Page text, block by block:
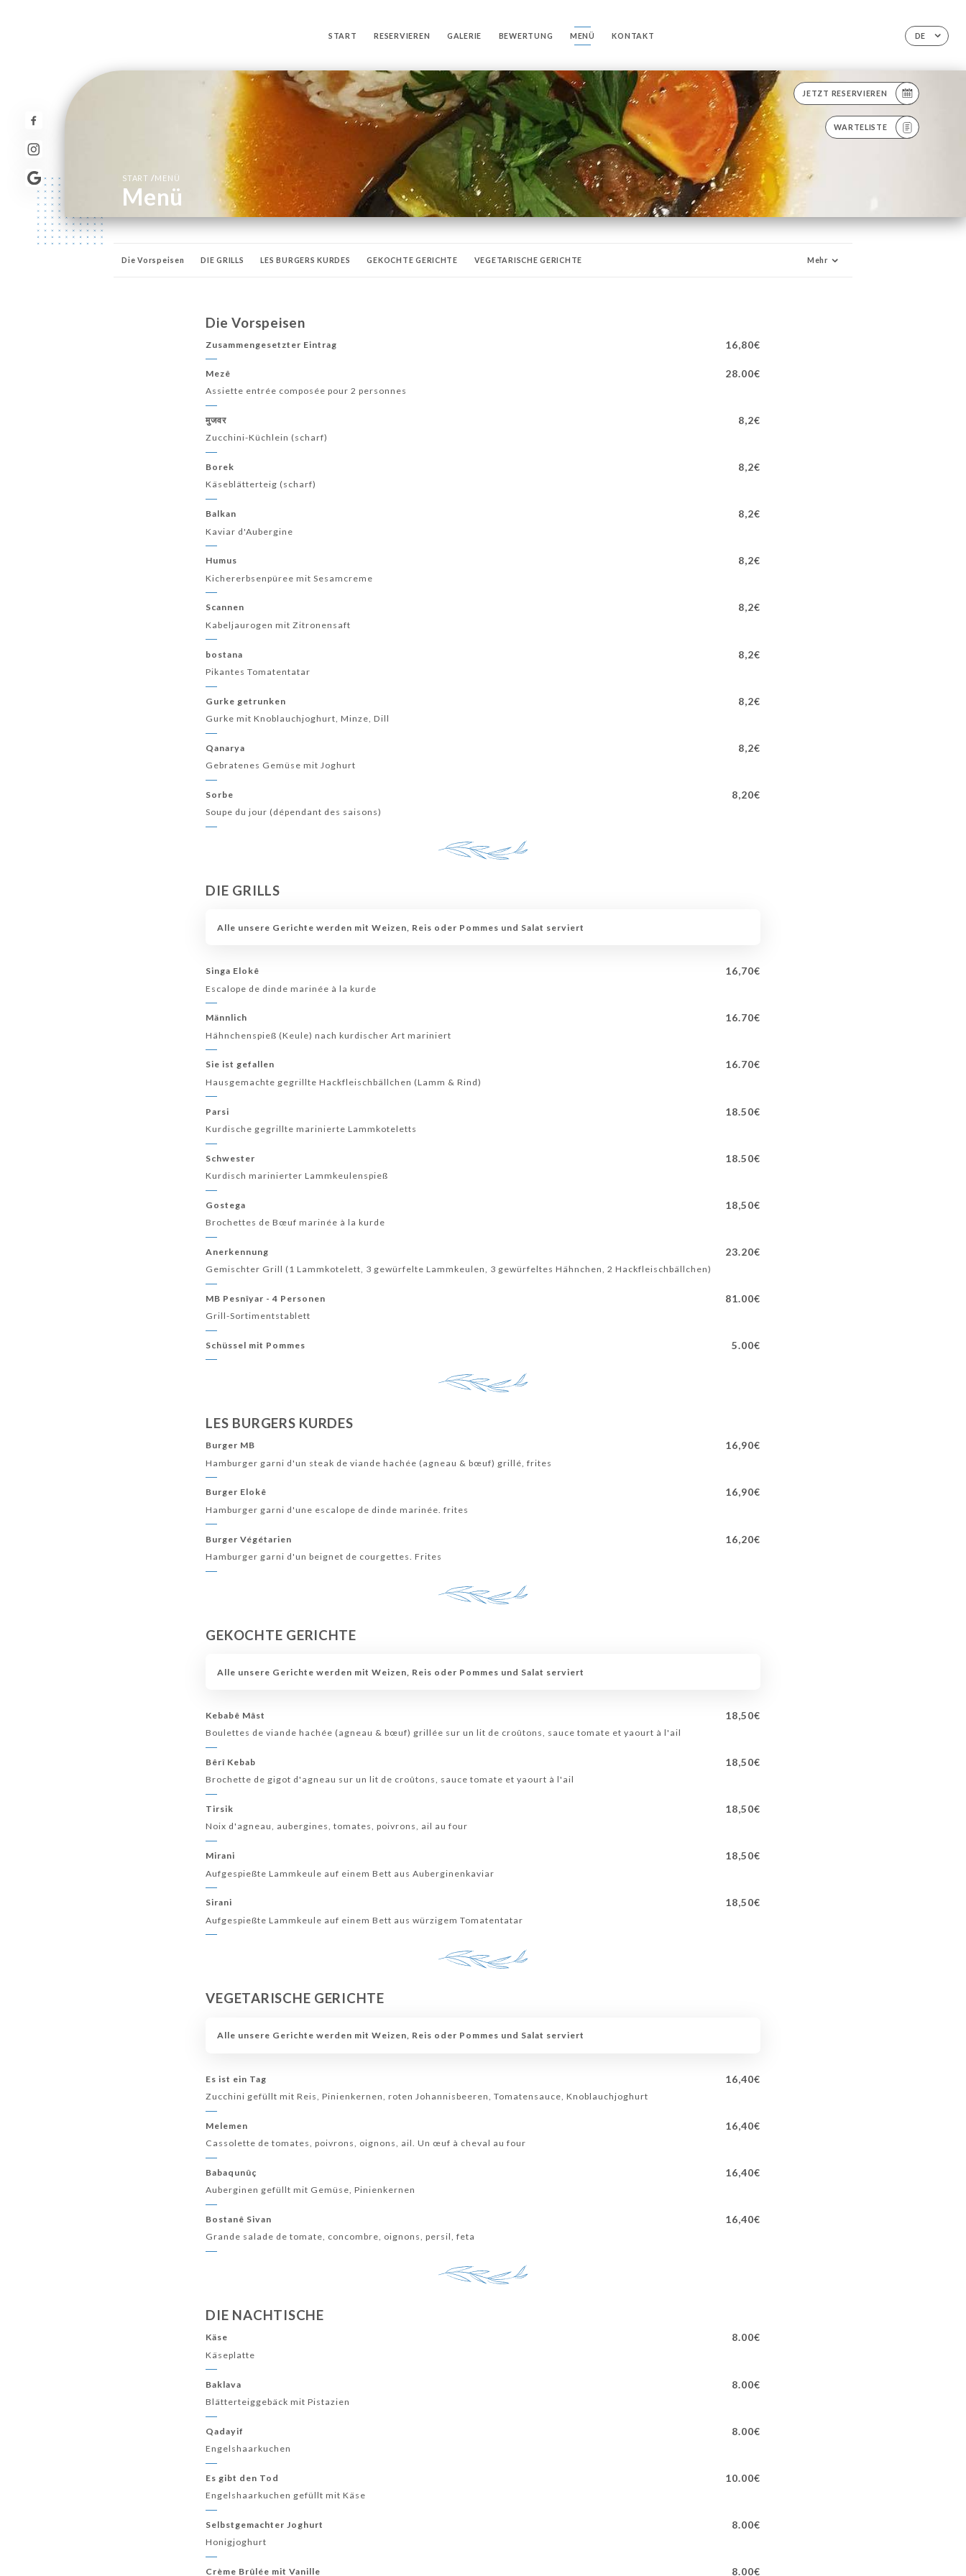
DE
START RESERVIEREN GALERIE BEWERTUNG MENÜ KONTAKT
JETZT RESERVIEREN
WARTELISTE
START /MENÜ
Menü
Die Vorspeisen DIE GRILLS LES BURGERS KURDES GEKOCHTE GERICHTE VEGETARISCHE GERICHTE Mehr
Die Vorspeisen
Zusammengesetzter Eintrag 16,80€
Mezê 28.00€
Assiette entrée composée pour 2 personnes
मुजवर 8,2€
Zucchini-Küchlein (scharf)
Borek 8,2€
Käseblätterteig (scharf)
Balkan 8,2€
Kaviar d'Aubergine
Humus 8,2€
Kichererbsenpüree mit Sesamcreme
Scannen 8,2€
Kabeljaurogen mit Zitronensaft
bostana 8,2€
Pikantes Tomatentatar
Gurke getrunken 8,2€
Gurke mit Knoblauchjoghurt, Minze, Dill
Qanarya 8,2€
Gebratenes Gemüse mit Joghurt
Sorbe 8,20€
Soupe du jour (dépendant des saisons)
DIE GRILLS
Alle unsere Gerichte werden mit Weizen, Reis oder Pommes und Salat serviert
Singa Elokê 16,70€
Escalope de dinde marinée à la kurde
Männlich 16.70€
Hähnchenspieß (Keule) nach kurdischer Art mariniert
Sie ist gefallen 16.70€
Hausgemachte gegrillte Hackfleischbällchen (Lamm & Rind)
Parsi 18.50€
Kurdische gegrillte marinierte Lammkoteletts
Schwester 18.50€
Kurdisch marinierter Lammkeulenspieß
Gostega 18,50€
Brochettes de Bœuf marinée à la kurde
Anerkennung 23.20€
Gemischter Grill (1 Lammkotelett, 3 gewürfelte Lammkeulen, 3 gewürfeltes Hähnchen, 2 Hackfleischbällchen)
MB Pesnîyar - 4 Personen 81.00€
Grill-Sortimentstablett
Schüssel mit Pommes 5.00€
LES BURGERS KURDES
Burger MB 16,90€
Hamburger garni d'un steak de viande hachée (agneau & bœuf) grillé, frites
Burger Elokê 16,90€
Hamburger garni d'une escalope de dinde marinée. frites
Burger Végétarien 16,20€
Hamburger garni d'un beignet de courgettes. Frites
GEKOCHTE GERICHTE
Alle unsere Gerichte werden mit Weizen, Reis oder Pommes und Salat serviert
Kebabê Mâst 18,50€
Boulettes de viande hachée (agneau & bœuf) grillée sur un lit de croûtons, sauce tomate et yaourt à l'ail
Bêrî Kebab 18,50€
Brochette de gigot d'agneau sur un lit de croûtons, sauce tomate et yaourt à l'ail
Tirsik 18,50€
Noix d'agneau, aubergines, tomates, poivrons, ail au four
Mirani 18,50€
Aufgespießte Lammkeule auf einem Bett aus Auberginenkaviar
Sirani 18,50€
Aufgespießte Lammkeule auf einem Bett aus würzigem Tomatentatar
VEGETARISCHE GERICHTE
Alle unsere Gerichte werden mit Weizen, Reis oder Pommes und Salat serviert
Es ist ein Tag 16,40€
Zucchini gefüllt mit Reis, Pinienkernen, roten Johannisbeeren, Tomatensauce, Knoblauchjoghurt
Melemen 16,40€
Cassolette de tomates, poivrons, oignons, ail. Un œuf à cheval au four
Babaqunûç 16,40€
Auberginen gefüllt mit Gemüse, Pinienkernen
Bostanê Sivan 16,40€
Grande salade de tomate, concombre, oignons, persil, feta
DIE NACHTISCHE
Käse 8.00€
Käseplatte
Baklava 8.00€
Blätterteiggebäck mit Pistazien
Qadayif 8.00€
Engelshaarkuchen
Es gibt den Tod 10.00€
Engelshaarkuchen gefüllt mit Käse
Selbstgemachter Joghurt 8.00€
Honigjoghurt
Crème Brûlée mit Vanille 8.00€